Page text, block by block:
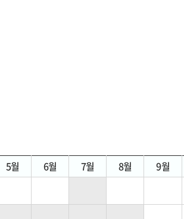
5월 6월 7월 8월 9월